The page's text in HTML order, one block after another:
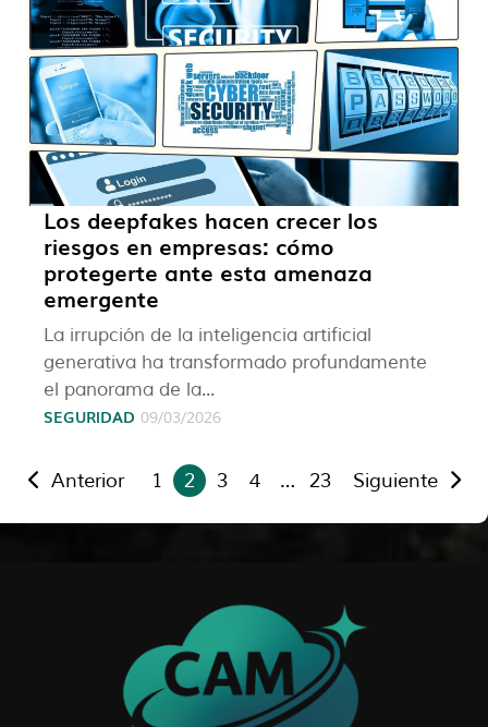
Los deepfakes hacen crecer los
riesgos en empresas: cómo
protegerte ante esta amenaza
emergente
La irrupción de la inteligencia artificial
generativa ha transformado profundamente
el panorama de la...
SEGURIDAD 09/03/2026
Anterior 1 2 3 4 … 23 Siguiente